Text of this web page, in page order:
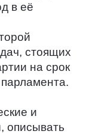
в её
стоящих
на срок
и
описывать